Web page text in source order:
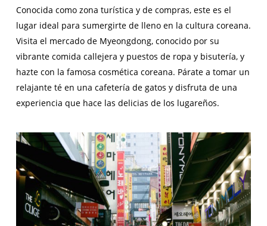
Conocida como zona turística y de compras, este es el
lugar ideal para sumergirte de lleno en la cultura coreana.
Visita el mercado de Myeongdong, conocido por su
vibrante comida callejera y puestos de ropa y bisutería, y
hazte con la famosa cosmética coreana. Párate a tomar un
relajante té en una cafetería de gatos y disfruta de una
experiencia que hace las delicias de los lugareños.